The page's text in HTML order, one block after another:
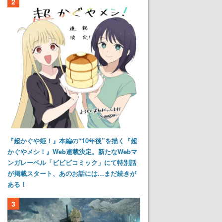
『超かぐや姫！』本編の“10年後”を描く『超
かぐやメシ！』Web連載決定。新たなWebマ
ンガレーベル「ビビビコミック」にて特別話
が掲載スタート、あのお話には…まだ続きが
ある！
3